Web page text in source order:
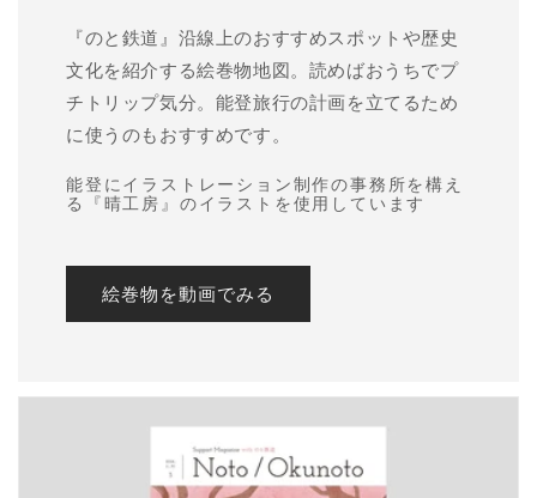
『のと鉄道』沿線上のおすすめスポットや歴史
文化を紹介する絵巻物地図。読めばおうちでプ
チトリップ気分。能登旅行の計画を立てるため
に使うのもおすすめです。
能登にイラストレーション制作の事務所を構え
る『晴工房』のイラストを使用しています
絵巻物を動画でみる